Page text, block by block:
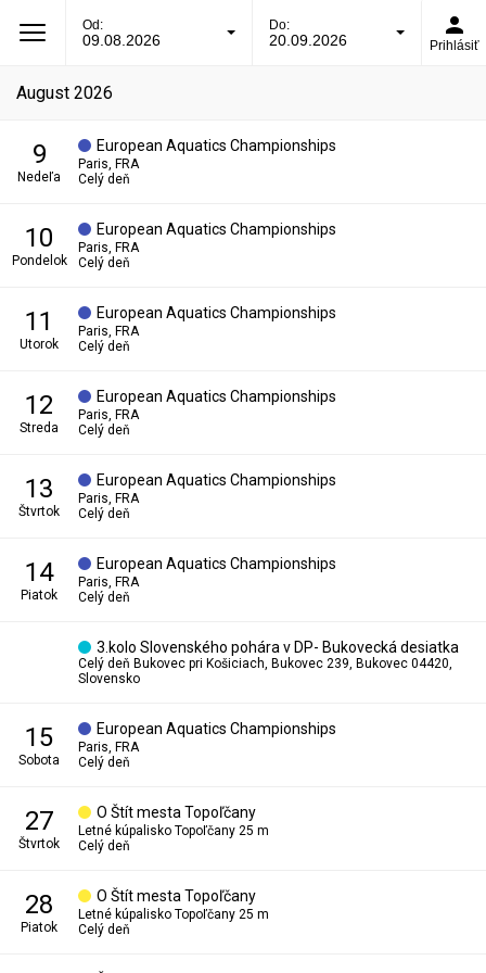
Od:
09.08.2026
Do:
20.09.2026 Prihlásiť
august 2026
9
nedeľa
European Aquatics Championships
Paris, FRA
Celý deň
10
pondelok
European Aquatics Championships
Paris, FRA
Celý deň
11
utorok
European Aquatics Championships
Paris, FRA
Celý deň
12
streda
European Aquatics Championships
Paris, FRA
Celý deň
13
štvrtok
European Aquatics Championships
Paris, FRA
Celý deň
14
piatok
European Aquatics Championships
Paris, FRA
Celý deň
3.kolo Slovenského pohára v DP- Bukovecká desiatka
Celý deň Bukovec pri Košiciach, Bukovec 239, Bukovec 04420,
Slovensko
15
sobota
European Aquatics Championships
Paris, FRA
Celý deň
27
štvrtok
O Štít mesta Topoľčany
Letné kúpalisko Topoľčany 25 m
Celý deň
28
piatok
O Štít mesta Topoľčany
Letné kúpalisko Topoľčany 25 m
Celý deň